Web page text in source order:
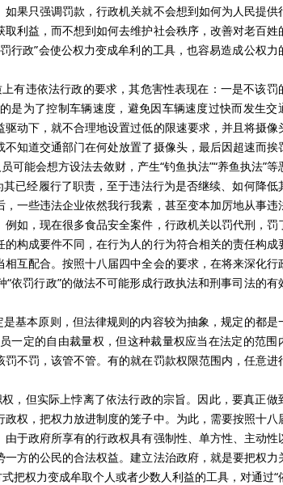
果只强调罚款，行政机关就不会想到如何为人民提供
利益，而不想到如何去维护社会秩序，改善对老百姓
行政”会使公权力变成牟利的工具，也容易造成公权力
有违依法行政的要求，其危害性表现在：一是不该罚
是为了控制车辆速度，避免因车辆速度过快而发生交
动下，就不合理地设置过低的限速要求，并且将摄像
知道交通部门在何处放置了摄像头，最后因超速而挨
可能会想方设法去敛财，产生“钓鱼执法”“养鱼执法”等
已经履行了职责，至于违法行为是否继续、如何降低
一些违法企业依然我行我素，甚至变本加厉地从事违
如，现在很多食品安全案件，行政机关以罚代刑，罚
构成要件不同，在行为人的行为符合相关的责任构成
互配合。按照十八届四中全会的要求，在将来深化行
依罚行政”的做法不可能形成行政执法和刑事司法的有
基本原则，但法律规则的内容较为抽象，规定的都是
一定的自由裁量权，但这种裁量权应当在法定的范围
不罚，该管不管。有的就在罚款权限范围内，任意进
，但实际上悖离了依法行政的宗旨。因此，要真正做
权，把权力放进制度的笼子中。为此，需要按照十八
于政府所享有的行政权具有强制性、单方性、主动性
方的公民的合法权益。建立法治政府，就是要把权力
把权力变成牟取个人或者少数人利益的工具，对通过“